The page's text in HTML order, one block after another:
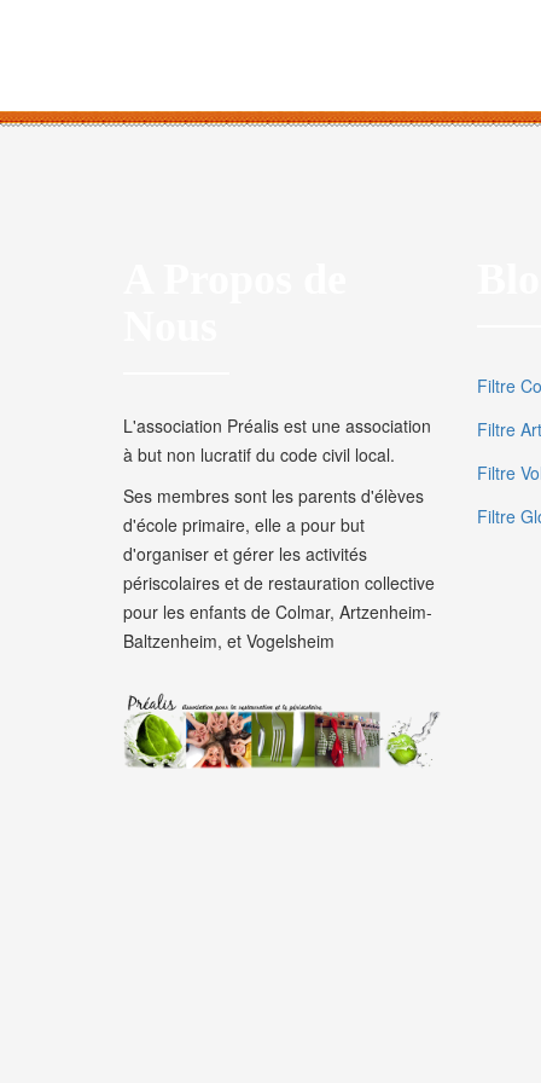
L'association Préalis est une association
à but non lucratif du code civil local.
Ses membres sont les parents d'élèves
d'école primaire, elle a pour but
d'organiser et gérer les activités
périscolaires et de restauration collective
pour les enfants de Colmar, Artzenheim-
Baltzenheim, et Vogelsheim
Filtre
Filtre
Filtre
Filtre